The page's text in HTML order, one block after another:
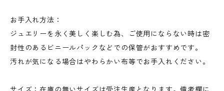
お手入れ方法：
ジュエリーを永く美しく楽しむ為、ご使用にならない時は密
封性のあるビニールパックなどでの保管がおすすめです。
汚れが気になる場合はやわらかい布等でお手入れください。